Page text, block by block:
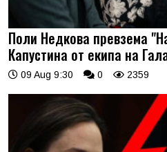
Поли Недкова превзема
Капустина от екипа на
09 Aug 9:30 0 2359